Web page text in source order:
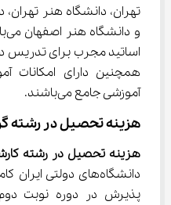
تهران، دانشگاه هنر تهران،
آموزشی جامع می‌باشند.
هزینه تحصیل در رشته
هزینه تحصیل در رشته
دانشگاه‌های دولتی
پذیرش در دوره نوبت